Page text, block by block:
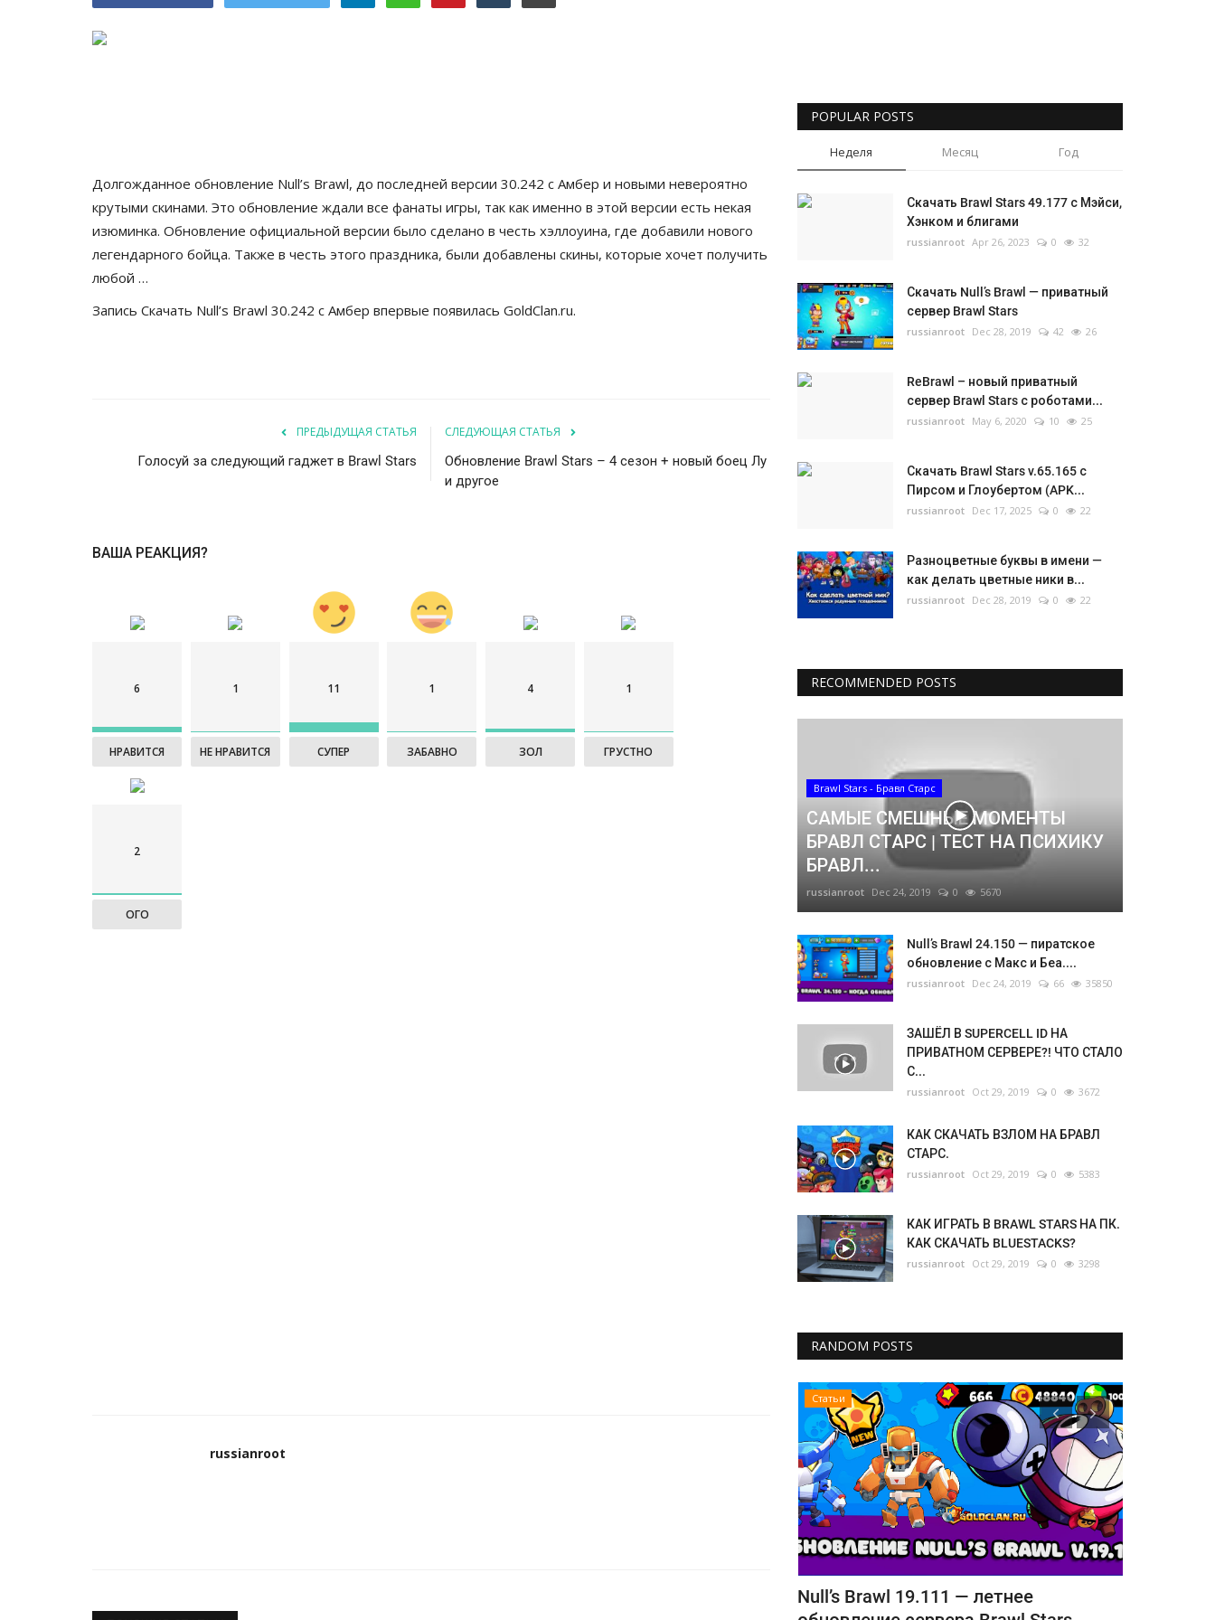
Долгожданное обновление Null’s Brawl, до последней версии 30.242 с Амбер и новыми невероятно
крутыми скинами. Это обновление ждали все фанаты игры, так как именно в этой версии есть некая
изюминка. Обновление официальной версии было сделано в честь хэллоуина, где добавили нового
легендарного бойца. Также в честь этого праздника, были добавлены скины, которые хочет получить
любой …
Запись Скачать Null’s Brawl 30.242 с Амбер впервые появилась GoldClan.ru.
ПРЕДЫДУЩАЯ СТАТЬЯ
Голосуй за следующий гаджет в Brawl Stars
СЛЕДУЮЩАЯ СТАТЬЯ
Обновление Brawl Stars – 4 сезон + новый боец Лу
и другое
ВАША РЕАКЦИЯ?
6
НРАВИТСЯ
1
НЕ НРАВИТСЯ
11
СУПЕР
1
ЗАБАВНО
4
ЗОЛ
1
ГРУСТНО
2
ОГО
russianroot
POPULAR POSTS
Неделя Месяц Год
Скачать Brawl Stars 49.177 с Мэйси,
Хэнком и блигами
russianroot Apr 26, 2023 0 32
Скачать Null’s Brawl — приватный
сервер Brawl Stars
russianroot Dec 28, 2019 42 26
ReBrawl – новый приватный
сервер Brawl Stars с роботами...
russianroot May 6, 2020 10 25
Скачать Brawl Stars v.65.165 с
Пирсом и Глоубертом (APK...
russianroot Dec 17, 2025 0 22
Разноцветные буквы в имени —
как делать цветные ники в...
russianroot Dec 28, 2019 0 22
RECOMMENDED POSTS
Brawl Stars - Бравл Старс
САМЫЕ СМЕШНЫЕ МОМЕНТЫ
БРАВЛ СТАРС | ТЕСТ НА ПСИХИКУ
БРАВЛ...
russianroot Dec 24, 2019 0 5670
Null’s Brawl 24.150 — пиратское
обновление с Макс и Беа....
russianroot Dec 24, 2019 66 35850
ЗАШЁЛ В SUPERCELL ID НА
ПРИВАТНОМ СЕРВЕРЕ?! ЧТО СТАЛО
С...
russianroot Oct 29, 2019 0 3672
КАК СКАЧАТЬ ВЗЛОМ НА БРАВЛ
СТАРС.
russianroot Oct 29, 2019 0 5383
КАК ИГРАТЬ В BRAWL STARS НА ПК.
КАК СКАЧАТЬ BLUESTACKS?
russianroot Oct 29, 2019 0 3298
RANDOM POSTS
Статьи
Brawl Stars перестает поддерживать